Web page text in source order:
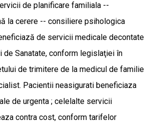
de planificare familiala --
la cerere -- consiliere psihologica
de servicii medicale decontate
de Sanatate, conform legislaţiei în
de trimitere de la medicul de familie
Pacientii neasigurati beneficiaza
de urgenta ; celelalte servicii
contra cost, conform tarifelor